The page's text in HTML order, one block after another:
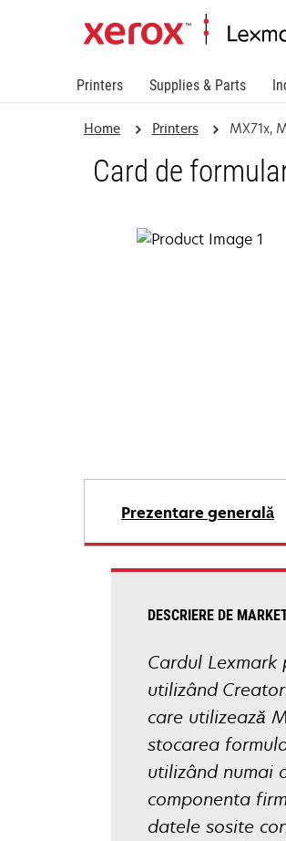
Printers Supplies & Parts
Home Printers MX71x,
Card de
Prezentare generală
DESCRIERE DE
Cardul
utilizând
care utilizează
stocarea
utilizând numai
componenta
datele sosite